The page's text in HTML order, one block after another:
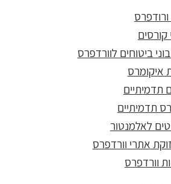
ביטוחים לוורדפרס
איקומרס
תדמיתיים
תדמיתיים
לאלמנטור
אתרי וורדפרס
וורדפרס